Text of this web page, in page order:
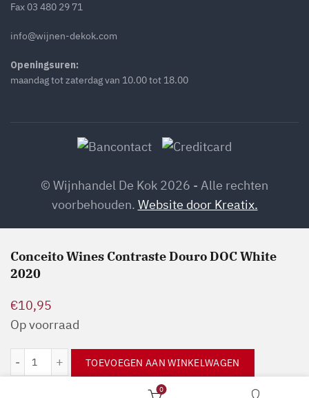
Fax 03 480 29 71
info@wijnen-dekok.com
Openingsuren:
maandag tot zaterdag van 10.00 tot 18.00
© Wijnhandel De Kok 2026 - Alle rechten
voorbehouden. Website door Kreatix.
0
Conceito Wines Contraste Douro DOC White
2020
€10,95
Op voorraad
TOEVOEGEN AAN WINKELWAGEN